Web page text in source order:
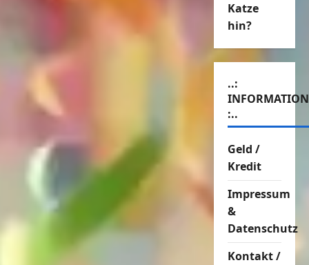
Katze
hin?
..:
:..
Geld /
Kredit
Impressum
&
Datenschutz
Kontakt /